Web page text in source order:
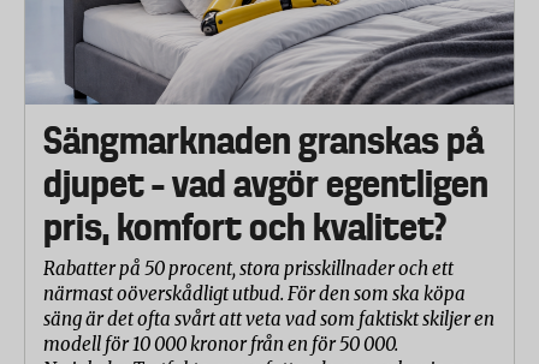
Sängmarknaden granskas på
djupet – vad avgör egentligen
pris, komfort och kvalitet?
Rabatter på 50 procent, stora prisskillnader och ett
närmast oöverskådligt utbud. För den som ska köpa
säng är det ofta svårt att veta vad som faktiskt skiljer en
modell för 10 000 kronor från en för 50 000.